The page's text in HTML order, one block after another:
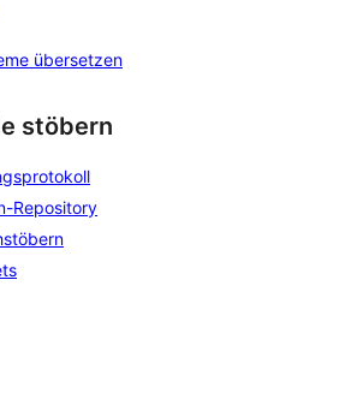
übersetzen
stöbern
Repository